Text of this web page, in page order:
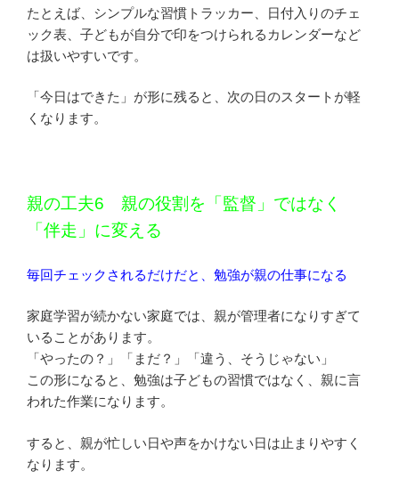
たとえば、シンプルな習慣トラッカー、日付入りのチェ
ック表、子どもが自分で印をつけられるカレンダーなど
は扱いやすいです。
「今日はできた」が形に残ると、次の日のスタートが軽
くなります。
親の工夫6 親の役割を「監督」ではなく
「伴走」に変える
毎回チェックされるだけだと、勉強が親の仕事になる
家庭学習が続かない家庭では、親が管理者になりすぎて
いることがあります。
「やったの？」「まだ？」「違う、そうじゃない」
この形になると、勉強は子どもの習慣ではなく、親に言
われた作業になります。
すると、親が忙しい日や声をかけない日は止まりやすく
なります。